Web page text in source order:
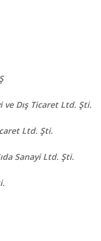
ve Dış Ticaret Ltd. Şti.
Ltd. Şti.
Sanayi Ltd. Şti.